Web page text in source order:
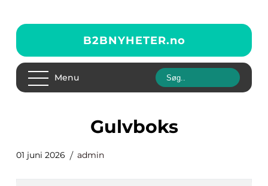
B2BNYHETER.no
Menu
gulvboks
01 juni 2026 admin